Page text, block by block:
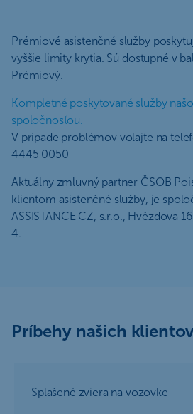
Prémiové asistenčné služby
vyššie limity krytia. Sú dostupné v
Prémiový.
Kompletné poskytované služby
spoločnosťou.
V prípade problémov volajte na
4445 0050
Aktuálny zmluvný partner ČSOB
klientom asistenčné služby, je
ASSISTANCE CZ, s.r.o., Hvězdova
4.
Príbehy našich klientov
Splašené zviera na vozovke